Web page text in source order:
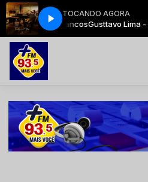
TOCANDO AGORA
Cabelos BrancosGusttavo Lima -